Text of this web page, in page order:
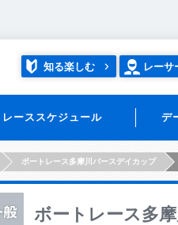
知る楽しむ レーサ
レーススケジュール デ
ボートレース多摩川バースデイカップ
ボートレース多